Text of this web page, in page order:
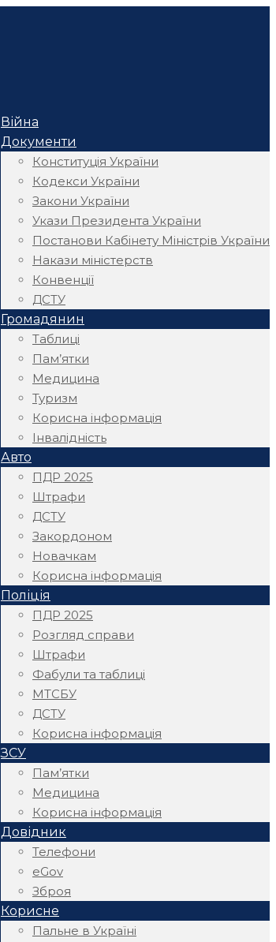
Війна
Документи
Конституція України
Кодекси України
Закони України
Укази Президента України
Постанови Кабінету Міністрів України
Накази міністерств
Конвенції
ДСТУ
Громадянин
Таблиці
Пам’ятки
Медицина
Туризм
Корисна інформація
Інвалідність
Авто
ПДР 2025
Штрафи
ДСТУ
Закордоном
Новачкам
Корисна інформація
Поліція
ПДР 2025
Розгляд справи
Штрафи
Фабули та таблиці
МТСБУ
ДСТУ
Корисна інформація
ЗСУ
Пам’ятки
Медицина
Корисна інформація
Довідник
Телефони
eGov
Зброя
Корисне
Пальне в Україні